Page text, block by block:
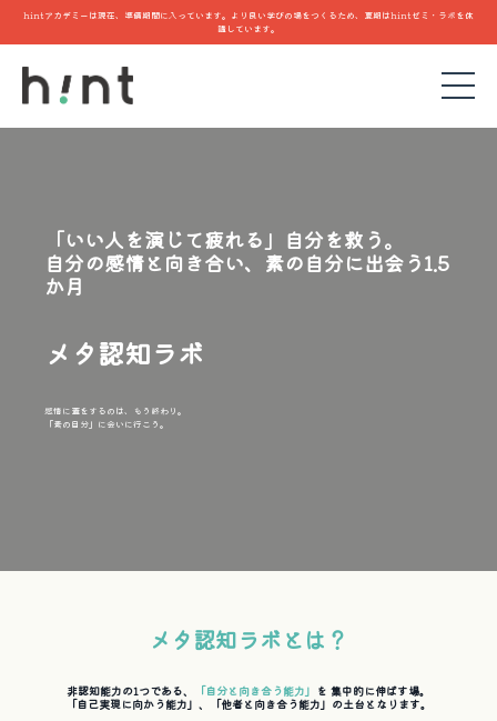
hintアカデミーは現在、準備期間に入っています。より良い学びの場をつくるため、夏期はhintゼミ・ラボを休
講しています。
「いい人を演じて疲れる」自分を救う。
自分の感情と向き合い、素の自分に出会う1.5
か月
メタ認知ラボ
感情に蓋をするのは、もう終わり。
「素の自分」に会いに行こう。
メタ認知ラボとは？
非認知能力の1つである、 「自分と向き合う能力」 を 集中的に伸ばす場。
「自己実現に向かう能力」、「他者と向き合う能力」の土台となります。